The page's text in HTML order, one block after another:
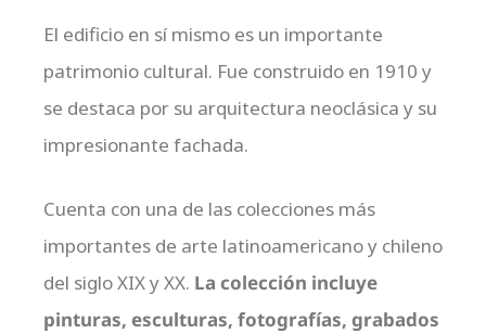
El edificio en sí mismo es un importante
patrimonio cultural. Fue construido en 1910 y
se destaca por su arquitectura neoclásica y su
impresionante fachada.
Cuenta con una de las colecciones más
importantes de arte latinoamericano y chileno
del siglo XIX y XX. La colección incluye
pinturas, esculturas, fotografías, grabados